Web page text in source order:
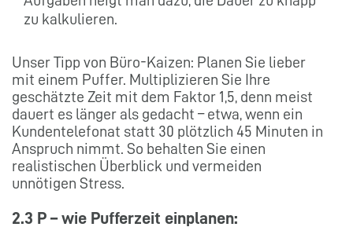
zu kalkulieren.
Unser Tipp von Büro-Kaizen: Planen Sie lieber
mit einem Puffer. Multiplizieren Sie Ihre
geschätzte Zeit mit dem Faktor 1,5, denn meist
dauert es länger als gedacht – etwa, wenn ein
Kundentelefonat statt 30 plötzlich 45 Minuten in
Anspruch nimmt. So behalten Sie einen
realistischen Überblick und vermeiden
unnötigen Stress.
2.3 P – wie Pufferzeit einplanen: